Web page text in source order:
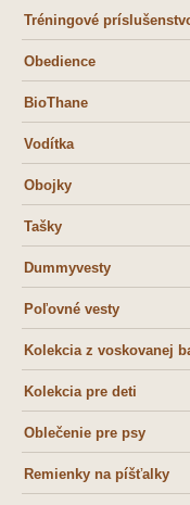
Tréningové
Obedience
BioThane
Vodítka
Obojky
Tašky
Dummyvesty
Poľovné vesty
Kolekcia z voskovanej
Kolekcia pre deti
Oblečenie pre psy
Remienky na píšťalky